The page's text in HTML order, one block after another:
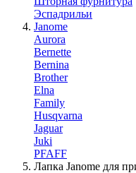
Эспадрильи
Janome
Aurora
Bernette
Bernina
Brother
Elna
Family
Husqvarna
Jaguar
Juki
PFAFF
Лапка Janome для